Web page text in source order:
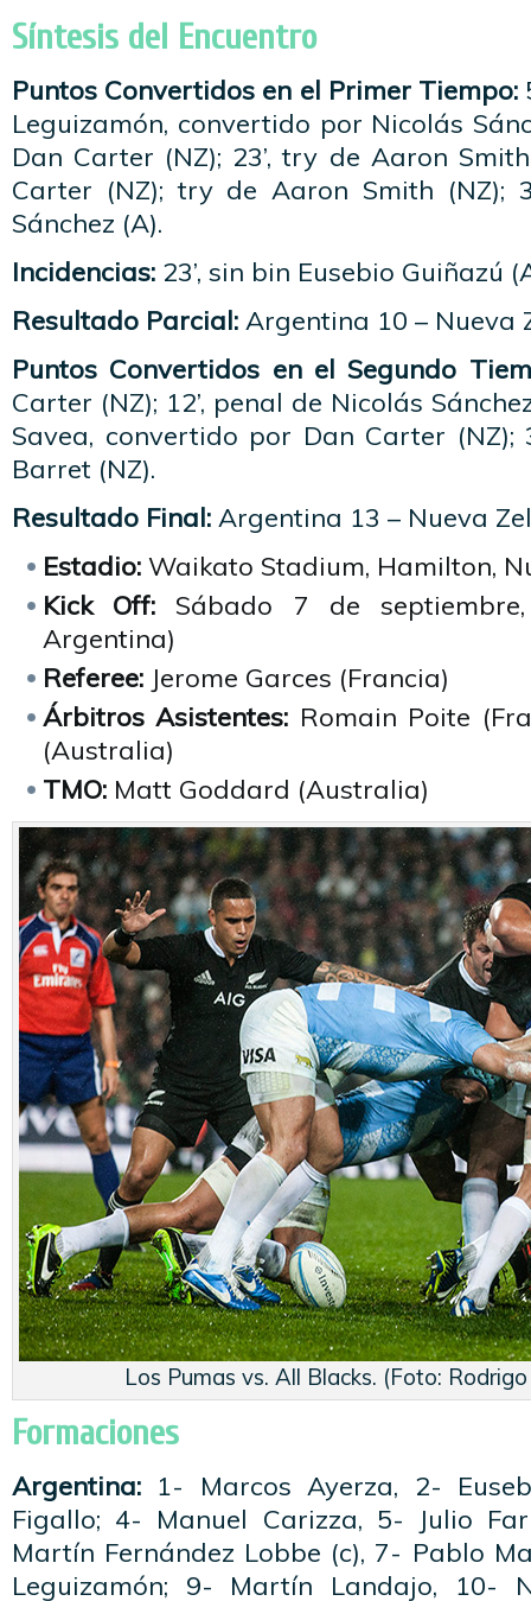
Síntesis del Encuentro
Puntos Convertidos en el Primer Tiempo:
Leguizamón, convertido por Nicolás
Dan Carter (NZ); 23’, try de Aaron
Carter (NZ); try de Aaron Smith (NZ);
Sánchez (A).
Incidencias: 23’, sin bin Eusebio Guiñazú
Resultado Parcial: Argentina 10 – Nueva
Puntos Convertidos en elSegundo
Carter (NZ); 12’, penal de Nicolás
Savea, convertido por Dan Carter (NZ);
Barret (NZ).
Resultado Final: Argentina 13 – Nueva
Estadio: Waikato Stadium, Hamilton,
Kick Off: Sábado 7 de
Argentina)
Referee: Jerome Garces (Francia)
Árbitros Asistentes: Romain Poite
(Australia)
TMO: Matt Goddard (Australia)
Los Pumas vs. All Blacks. (Foto:
Formaciones
Argentina: 1- Marcos Ayerza, 2-
Figallo; 4- Manuel Carizza, 5- Julio
Martín Fernández Lobbe (c), 7- Pablo
Leguizamón; 9- Martín Landajo, 10-